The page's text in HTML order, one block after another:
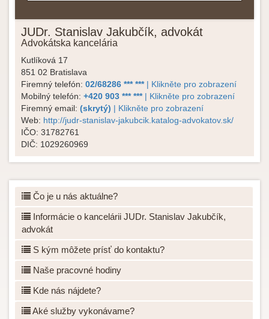
JUDr. Stanislav Jakubčík, advokát
Advokátska kancelária
Kutlíková 17
851 02 Bratislava
Firemný telefón: 02/68286 *** ***| Klikněte pro zobrazení
Mobilný telefón: +420 903 *** ***| Klikněte pro zobrazení
Firemný email: (skrytý) | Klikněte pro zobrazení
Web: http://judr-stanislav-jakubcik.katalog-advokatov.sk/
IČO: 31782761
DIČ: 1029260969
Čo je u nás aktuálne?
Informácie o kancelárii JUDr. Stanislav Jakubčík,
advokát
S kým môžete prísť do kontaktu?
Naše pracovné hodiny
Kde nás nájdete?
Aké služby vykonávame?